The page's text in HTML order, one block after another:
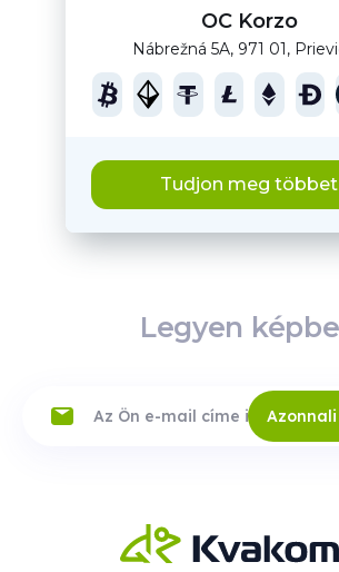
OC Korzo
Nábrežná 5A, 971 01,
Tudjon meg többet
Legyen